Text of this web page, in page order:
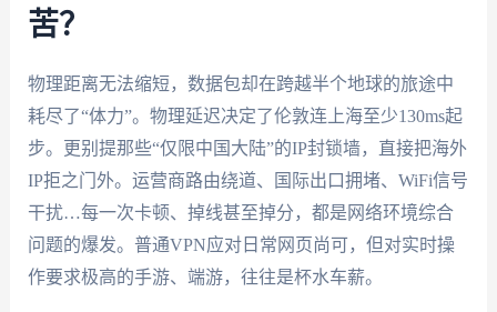
苦？
物理距离无法缩短，数据包却在跨越半个地球的旅途中
耗尽了“体力”。物理延迟决定了伦敦连上海至少130ms起
步。更别提那些“仅限中国大陆”的IP封锁墙，直接把海外
IP拒之门外。运营商路由绕道、国际出口拥堵、WiFi信号
干扰…每一次卡顿、掉线甚至掉分，都是网络环境综合
问题的爆发。普通VPN应对日常网页尚可，但对实时操
作要求极高的手游、端游，往往是杯水车薪。